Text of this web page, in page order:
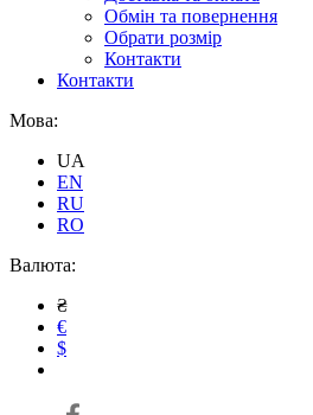
Обмін та повернення
Обрати розмір
Контакти
Контакти
Мова:
UA
EN
RU
RO
Валюта:
₴
€
$